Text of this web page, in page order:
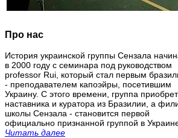
Про нас
История украинской группы Сензала
в 2000 году с семинара под руководством
professor Rui, который стал первым
- преподавателем капоэйры, посетившим
Украину. С этого времени, группа
наставника и куратора из Бразилии, а
школы Сензала - становится первой
официально признанной группой в
Читать далее